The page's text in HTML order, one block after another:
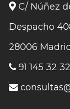
C/ Núñez
Despacho
28006
91 145 32 32